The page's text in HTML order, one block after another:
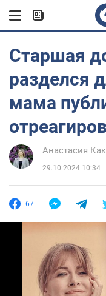
Старшая
разделся
мама
Анастасия
29.10.2024 10:34
67